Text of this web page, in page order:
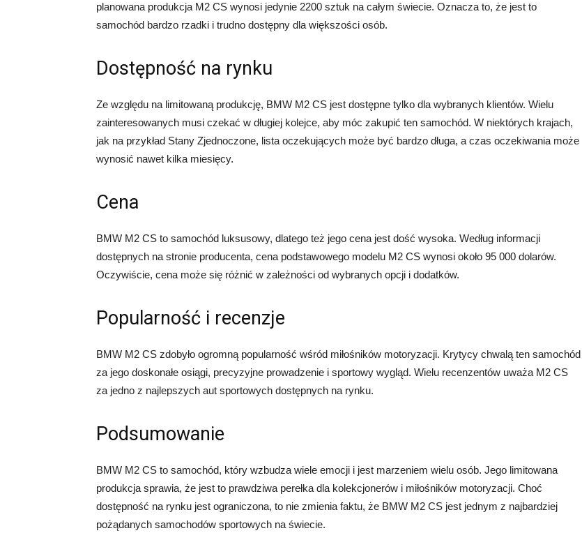
planowana produkcja M2 CS wynosi jedynie 2200 sztuk na całym świecie. Oznacza to, że jest to
samochód bardzo rzadki i trudno dostępny dla większości osób.
Dostępność na rynku
Ze względu na limitowaną produkcję, BMW M2 CS jest dostępne tylko dla wybranych klientów. Wielu
zainteresowanych musi czekać w długiej kolejce, aby móc zakupić ten samochód. W niektórych krajach,
jak na przykład Stany Zjednoczone, lista oczekujących może być bardzo długa, a czas oczekiwania może
wynosić nawet kilka miesięcy.
Cena
BMW M2 CS to samochód luksusowy, dlatego też jego cena jest dość wysoka. Według informacji
dostępnych na stronie producenta, cena podstawowego modelu M2 CS wynosi około 95 000 dolarów.
Oczywiście, cena może się różnić w zależności od wybranych opcji i dodatków.
Popularność i recenzje
BMW M2 CS zdobyło ogromną popularność wśród miłośników motoryzacji. Krytycy chwalą ten samochód
za jego doskonałe osiągi, precyzyjne prowadzenie i sportowy wygląd. Wielu recenzentów uważa M2 CS
za jedno z najlepszych aut sportowych dostępnych na rynku.
Podsumowanie
BMW M2 CS to samochód, który wzbudza wiele emocji i jest marzeniem wielu osób. Jego limitowana
produkcja sprawia, że jest to prawdziwa perełka dla kolekcjonerów i miłośników motoryzacji. Choć
dostępność na rynku jest ograniczona, to nie zmienia faktu, że BMW M2 CS jest jednym z najbardziej
pożądanych samochodów sportowych na świecie.